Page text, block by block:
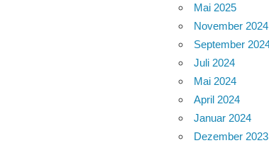
Mai 2025
November 2024
September
Juli 2024
Mai 2024
April 2024
Januar 2024
Dezember 2023